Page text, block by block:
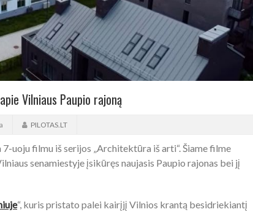
Vilniaus Paupio rajoną
PILOTAS.LT
uoju filmu iš serijos „Architektūra iš arti“. Šiame filme
senamiestyje įsikūręs naujasis Paupio rajonas bei jį
“, kuris pristato palei kairįjį Vilnios krantą besidriekiantį